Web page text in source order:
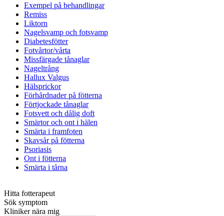
Exempel på behandlingar
Remiss
Liktorn
Nagelsvamp och fotsvamp
Diabetesfötter
Fotvårtor/vårta
Missfärgade tånaglar
Nageltrång
Hallux Valgus
Hälsprickor
Förhårdnader på fötterna
Förtjockade tånaglar
Fotsvett och dålig doft
Smärtor och ont i hälen
Smärta i framfoten
Skavsår på fötterna
Psoriasis
Ont i fötterna
Smärta i tårna
Hitta fotterapeut
Sök symptom
Kliniker nära mig